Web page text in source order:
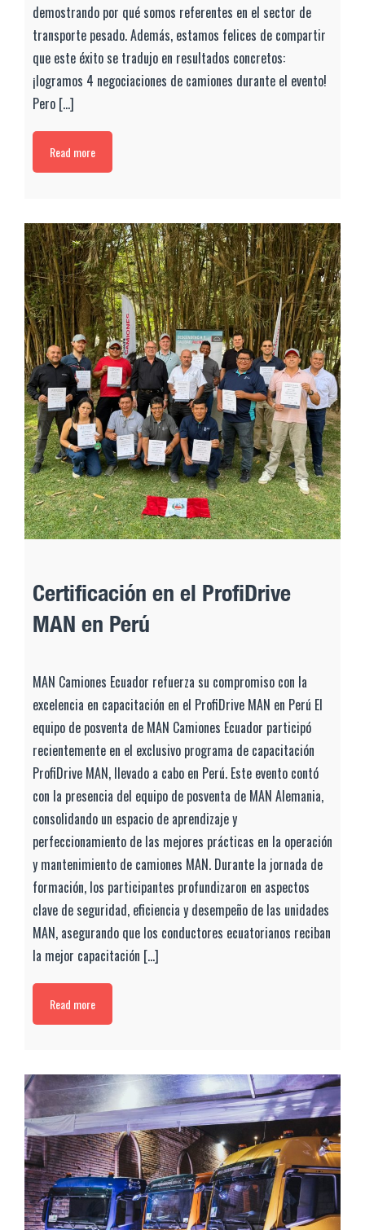
demostrando por qué somos referentes en el sector de
transporte pesado. Además, estamos felices de compartir
que este éxito se tradujo en resultados concretos:
¡logramos 4 negociaciones de camiones durante el evento!
Pero [...]
Read more
Certificación en el ProfiDrive
MAN en Perú
MAN Camiones Ecuador refuerza su compromiso con la
excelencia en capacitación en el ProfiDrive MAN en Perú El
equipo de posventa de MAN Camiones Ecuador participó
recientemente en el exclusivo programa de capacitación
ProfiDrive MAN, llevado a cabo en Perú. Este evento contó
con la presencia del equipo de posventa de MAN Alemania,
consolidando un espacio de aprendizaje y
perfeccionamiento de las mejores prácticas en la operación
y mantenimiento de camiones MAN. Durante la jornada de
formación, los participantes profundizaron en aspectos
clave de seguridad, eficiencia y desempeño de las unidades
MAN, asegurando que los conductores ecuatorianos reciban
la mejor capacitación [...]
Read more